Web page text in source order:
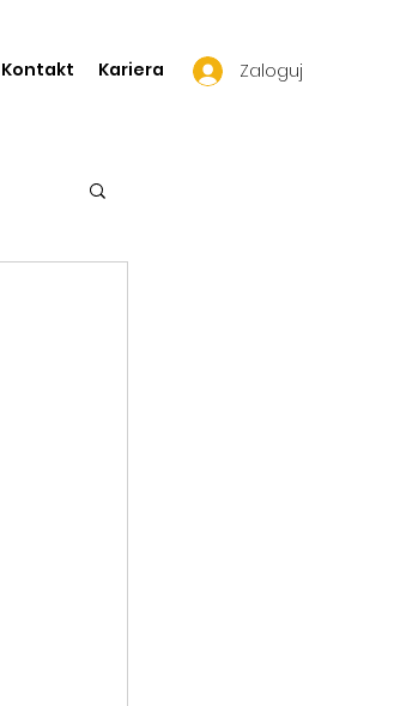
Kontakt Kariera Zaloguj